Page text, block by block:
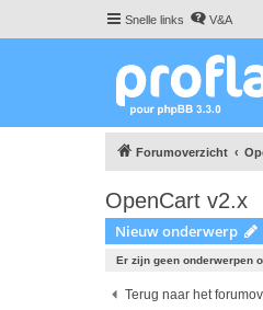
Snelle links V&A
Forumoverzicht
OpenCart v2.x
Nieuw onderwerp
Er zijn geen onderwerpen
Terug naar het